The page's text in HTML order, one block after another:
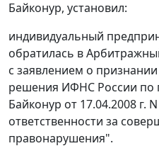
Байконур, установил:
индивидуальный
обратилась в
с заявлением о
решения ИФНС России по
Байконур от 17.04.2008 г.
ответственности за
правонарушения".